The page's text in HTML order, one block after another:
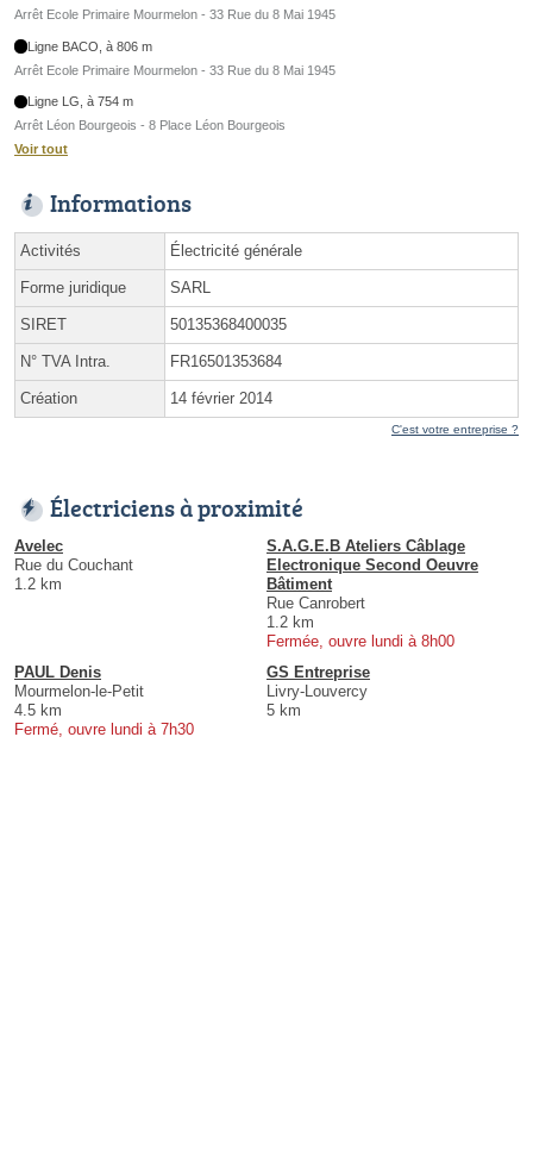
Arrêt Ecole Primaire Mourmelon - 33 Rue du 8 Mai 1945
Ligne BACO, à 806 m
Arrêt Ecole Primaire Mourmelon - 33 Rue du 8 Mai 1945
Ligne LG, à 754 m
Arrêt Léon Bourgeois - 8 Place Léon Bourgeois
Voir tout
Informations
Activités Électricité générale
Forme juridique SARL
SIRET 50135368400035
N° TVA Intra. FR16501353684
Création 14 février 2014
C'est votre entreprise ?
Électriciens à proximité
Avelec
Rue du Couchant
1.2 km
S.A.G.E.B Ateliers Câblage
Electronique Second Oeuvre
Bâtiment
Rue Canrobert
1.2 km
Fermée, ouvre lundi à 8h00
PAUL Denis
Mourmelon-le-Petit
4.5 km
Fermé, ouvre lundi à 7h30
GS Entreprise
Livry-Louvercy
5 km